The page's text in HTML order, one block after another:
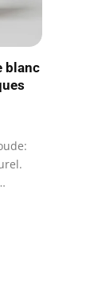
blanc